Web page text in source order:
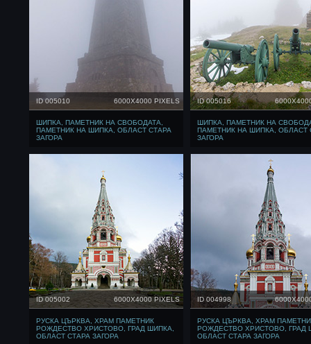
ID 005010 6000X4000 PIXELS
ШИПКА, ПАМЕТНИК НА СВОБОДАТА,
ПАМЕТНИК НА ШИПКА, ОБЛАСТ СТАРА
ЗАГОРА
ID 005016
ШИПКА, ПАМЕТНИК НА
ПАМЕТНИК НА ШИПКА, ОБЛАСТ
ЗАГОРА
ID 005002 6000X4000 PIXELS
РУСКА ЦЪРКВА, ХРАМ ПАМЕТНИК
РОЖДЕСТВО ХРИСТОВО, ГРАД ШИПКА,
ОБЛАСТ СТАРА ЗАГОРА
ID 004998
РУСКА ЦЪРКВА, ХРАМ
РОЖДЕСТВО ХРИСТОВО, ГРАД
ОБЛАСТ СТАРА ЗАГОРА